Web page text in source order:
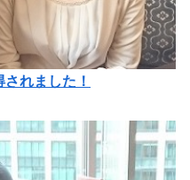
れました！